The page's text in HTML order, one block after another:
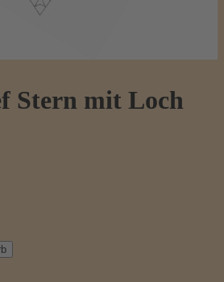
Stern mit Loch